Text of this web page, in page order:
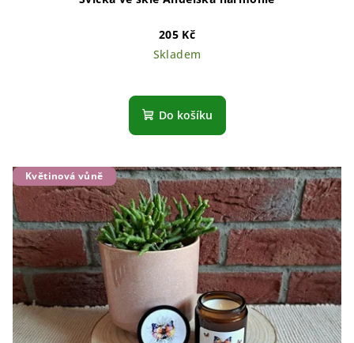
205 Kč
Skladem
Do košíku
Květinová vůně